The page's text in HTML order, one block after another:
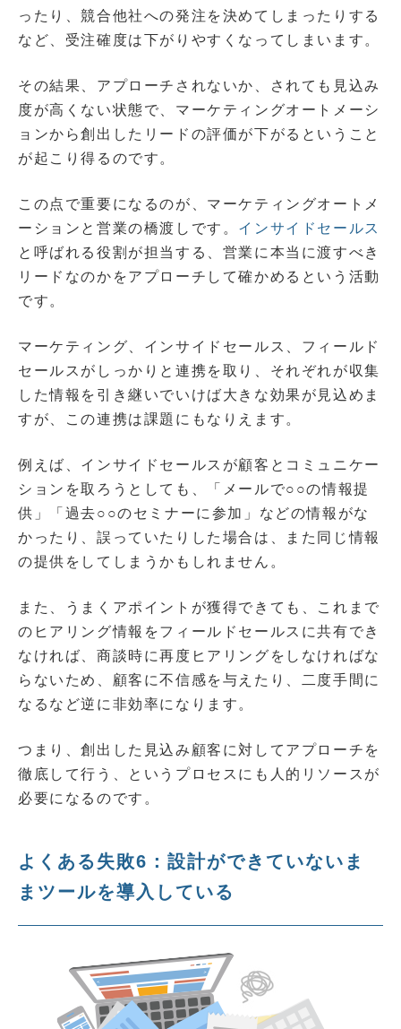
ったり、競合他社への発注を決めてしまったりする
など、受注確度は下がりやすくなってしまいます。
その結果、アプローチされないか、されても見込み
度が高くない状態で、マーケティングオートメーシ
ョンから創出したリードの評価が下がるということ
が起こり得るのです。
この点で重要になるのが、マーケティングオートメ
ーションと営業の橋渡しです。 インサイドセールス
と呼ばれる役割が担当する、営業に本当に渡すべき
リードなのかをアプローチして確かめるという活動
です。
マーケティング、インサイドセールス、フィールド
セールスがしっかりと連携を取り、それぞれが収集
した情報を引き継いでいけば大きな効果が見込めま
すが、この連携は課題にもなりえます。
例えば、インサイドセールスが顧客とコミュニケー
ションを取ろうとしても、「メールで○○の情報提
供」「過去○○のセミナーに参加」などの情報がな
かったり、誤っていたりした場合は、また同じ情報
の提供をしてしまうかもしれません。
また、うまくアポイントが獲得できても、これまで
のヒアリング情報をフィールドセールスに共有でき
なければ、商談時に再度ヒアリングをしなければな
らないため、顧客に不信感を与えたり、二度手間に
なるなど逆に非効率になります。
つまり、創出した見込み顧客に対してアプローチを
徹底して行う、というプロセスにも人的リソースが
必要になるのです。
よくある失敗6：設計ができていないま
まツールを導入している